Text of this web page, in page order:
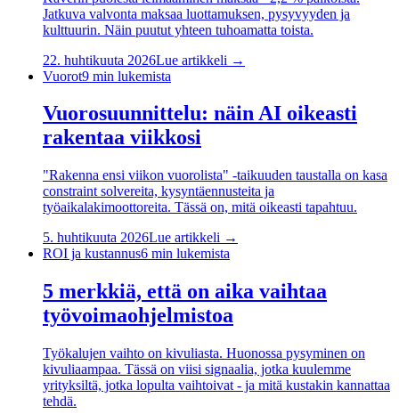
Jatkuva valvonta maksaa luottamuksen, pysyvyyden ja
kulttuurin. Näin puutut yhteen tuhoamatta toista.
22. huhtikuuta 2026Lue artikkeli →
Vuorot9 min lukemista
Vuorosuunnittelu: näin AI oikeasti
rakentaa viikkosi
"Rakenna ensi viikon vuorolista" -taikuuden taustalla on kasa
constraint solvereita, kysyntäennusteita ja
työaikalakimoottoreita. Tässä on, mitä oikeasti tapahtuu.
5. huhtikuuta 2026Lue artikkeli →
ROI ja kustannus6 min lukemista
5 merkkiä, että on aika vaihtaa
työvoimaohjelmistoa
Työkalujen vaihto on kivuliasta. Huonossa pysyminen on
kivuliaampaa. Tässä on viisi signaalia, jotka kuulemme
yrityksiltä, jotka lopulta vaihtoivat - ja mitä kustakin kannattaa
tehdä.